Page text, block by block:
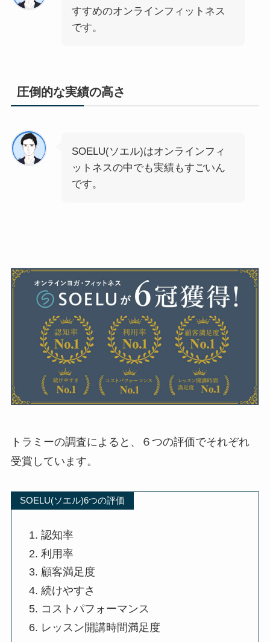
すすめのオンラインフィットネス
です。
圧倒的な実績の高さ
SOELU(ソエル)はオンラインフィ
ットネスの中でも実績もすごいん
です。
トラミーの調査によると、６つの評価でそれぞれ
受賞しています。
SOELU(ソエル)6つの評価
認知率
利用率
顧客満足度
続けやすさ
コストパフォーマンス
レッスン開講時間満足度